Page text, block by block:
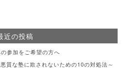
近の投稿
参加をご希望の方へ
質な塾に欺されないための10の対処法～